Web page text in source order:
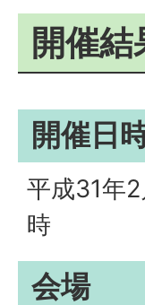
開催
開催日
平成31年
時
会場